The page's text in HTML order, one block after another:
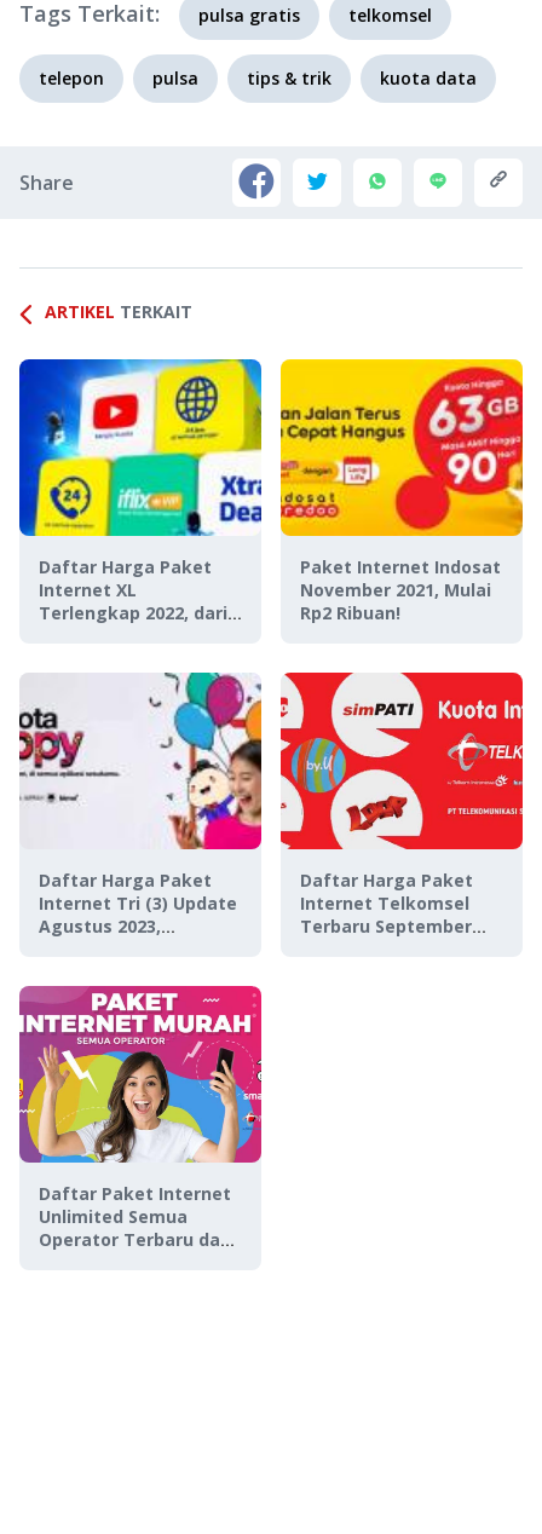
Tags Terkait: pulsa gratis telkomsel
telepon pulsa tips & trik kuota data
Share
ARTIKEL TERKAIT
Daftar Harga Paket
Internet XL
Terlengkap 2022, dari
Paket Internet Indosat
November 2021, Mulai
Rp2 Ribuan!
Daftar Harga Paket
Internet Tri (3) Update
Agustus 2023,
Daftar Harga Paket
Internet Telkomsel
Terbaru September
Daftar Paket Internet
Unlimited Semua
Operator Terbaru dan